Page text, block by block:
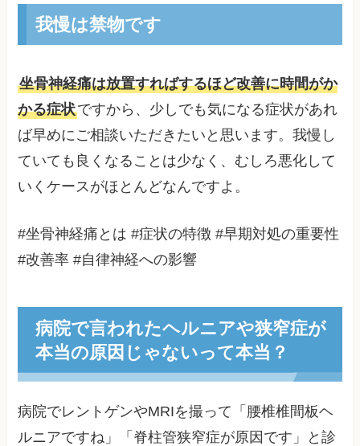
我慢は禁物です
坐骨神経痛は放置すればするほど改善に時間がか
かる症状ですから、少しでも気になる症状があれ
ば早めにご相談いただきたいと思います。我慢し
ていても良くなることは少なく、むしろ悪化して
いくケースがほとんどなんですよ。
#坐骨神経痛とは #症状の特徴 #早期対処の重要性
#改善率 #自律神経への影響
病院で言われたヘルニアや狭窄症が
本当の原因じゃないって本当？
病院でレントゲンやMRIを撮って「腰椎椎間板ヘ
ルニアですね」「脊柱管狭窄症が原因です」と診